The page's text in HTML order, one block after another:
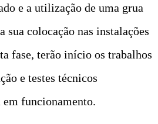
e a utilização de uma grua
sua colocação nas instalações
fase, terão início os trabalhos
e testes técnicos
em funcionamento.